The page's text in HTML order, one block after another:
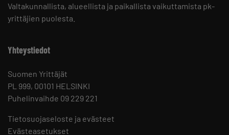
Valtakunnallista, alueellista ja paikallista vaikuttamista pk-
yrittäjien puolesta.
Yhteystiedot
Suomen Yrittäjät
PL 999, 00101 HELSINKI
Puhelinvaihde 09 229 221
Tietosuojaseloste ja evästeet
Evästeasetukset